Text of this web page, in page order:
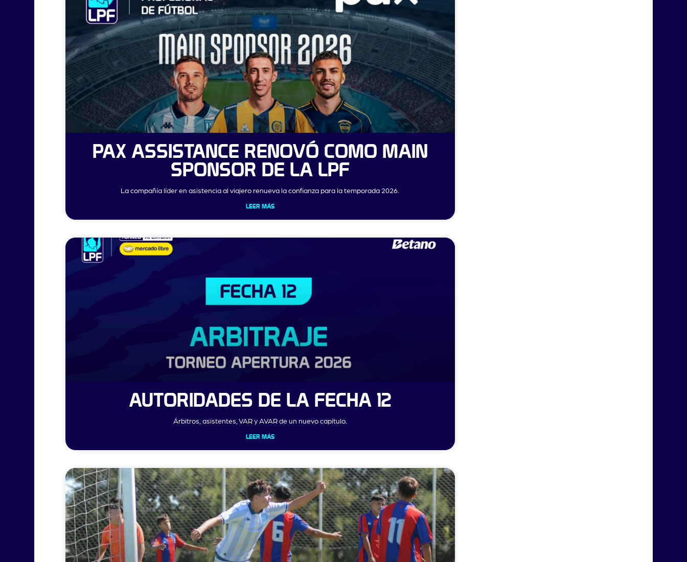
PAX ASSISTANCE RENOVÓ COMO MAIN
SPONSOR DE LA LPF
La compañía líder en asistencia al viajero renueva la confianza para la temporada 2026.
LEER MÁS
AUTORIDADES DE LA FECHA 12
Árbitros, asistentes, VAR y AVAR de un nuevo capítulo.
LEER MÁS